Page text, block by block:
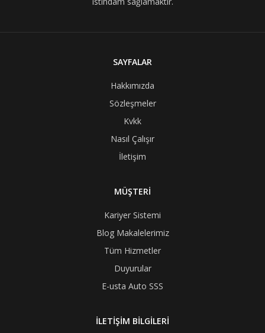
SAYFALAR
Hakkımızda
Sözleşmeler
Kvkk
Nasıl Çalışır
İletişim
MÜŞTERİ
Kariyer Sistemi
Blog Makalelerimiz
Tüm Hizmetler
Duyurular
E-usta Auto SSS
İLETİŞİM BİLGİLERİ